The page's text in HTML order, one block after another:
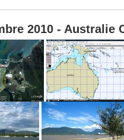
2010 - Australie